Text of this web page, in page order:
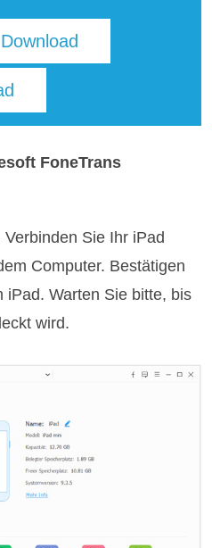
FoneTrans
Sie Ihr iPad
Computer. Bestätigen
iPad. Warten Sie bitte, bis
wird.